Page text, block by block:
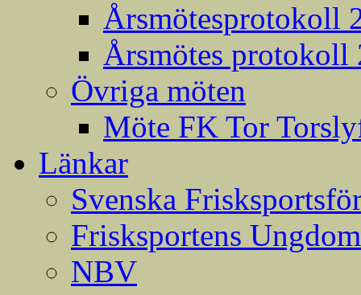
Årsmötesprotokoll
Årsmötes protokoll
Övriga möten
Möte FK Tor
Länkar
Svenska
Frisksportens
NBV